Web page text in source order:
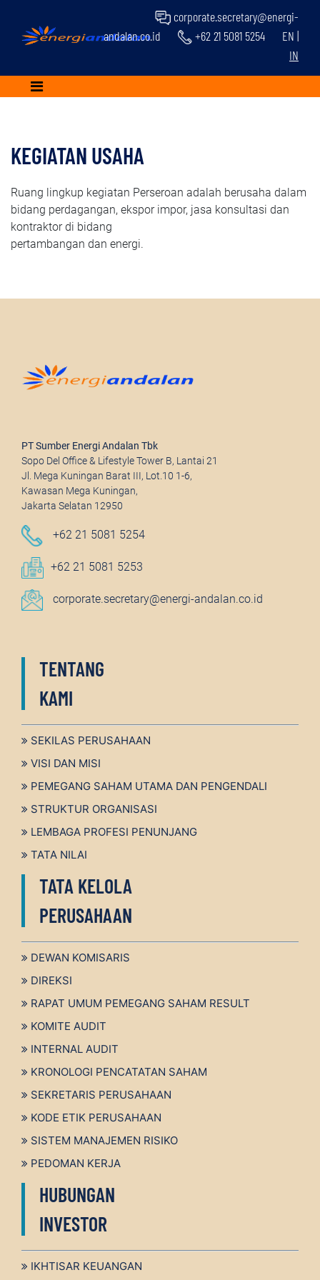
corporate.secretary@energi-
andalan.co.id
+62 21 5081 5254 EN |
IN
KEGIATAN USAHA
Ruang lingkup kegiatan Perseroan adalah berusaha dalam
bidang perdagangan, ekspor impor, jasa konsultasi dan
kontraktor di bidang
pertambangan dan energi.
PT Sumber Energi Andalan Tbk
Sopo Del Office & Lifestyle Tower B, Lantai 21
Jl. Mega Kuningan Barat III, Lot.10 1-6,
Kawasan Mega Kuningan,
Jakarta Selatan 12950
+62 21 5081 5254
+62 21 5081 5253
corporate.secretary@energi-andalan.co.id
TENTANG
KAMI
SEKILAS PERUSAHAAN
VISI DAN MISI
PEMEGANG SAHAM UTAMA DAN PENGENDALI
STRUKTUR ORGANISASI
LEMBAGA PROFESI PENUNJANG
TATA NILAI
TATA KELOLA
PERUSAHAAN
DEWAN KOMISARIS
DIREKSI
RAPAT UMUM PEMEGANG SAHAM RESULT
KOMITE AUDIT
INTERNAL AUDIT
KRONOLOGI PENCATATAN SAHAM
SEKRETARIS PERUSAHAAN
KODE ETIK PERUSAHAAN
SISTEM MANAJEMEN RISIKO
PEDOMAN KERJA
HUBUNGAN
INVESTOR
IKHTISAR KEUANGAN